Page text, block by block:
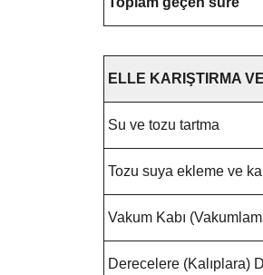
ELLE KARIŞTIRMA
Su ve tozu tartma
Tozu suya ekleme ve
Vakum Kabı
Derecelere (Kalıplara)